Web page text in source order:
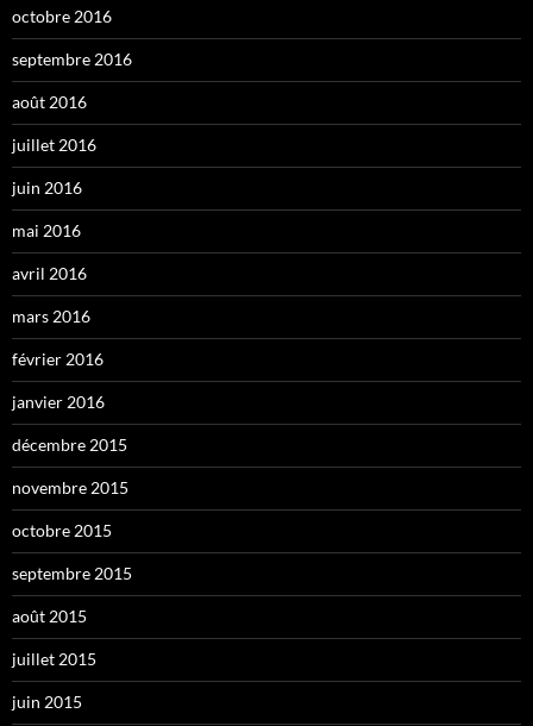
octobre 2016
septembre 2016
août 2016
juillet 2016
juin 2016
mai 2016
avril 2016
mars 2016
février 2016
janvier 2016
décembre 2015
novembre 2015
octobre 2015
septembre 2015
août 2015
juillet 2015
juin 2015